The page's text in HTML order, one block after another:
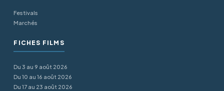
Festivals
Marchés
FICHES FILMS
Du 3 au 9 août 2026
Du 10 au 16 août 2026
Du 17 au 23 août 2026